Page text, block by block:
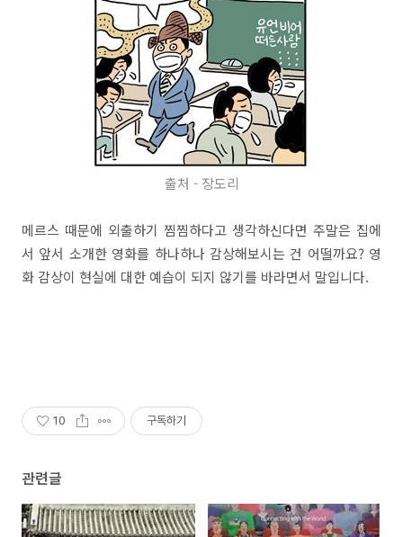
출처 - 장도리
메르스 때문에 외출하기 찜찜하다고 생각하신다면 주말은 집에
서 앞서 소개한 영화를 하나하나 감상해보시는 건 어떨까요? 영
화 감상이 현실에 대한 예습이 되지 않기를 바라면서 말입니다.
10 구독하기
관련글